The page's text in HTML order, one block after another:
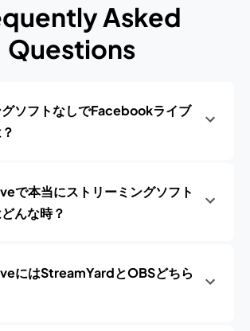
Asked
Questions
グソフトなしでFacebookライブ
で本当にストリーミングソフト
んな時？
にはStreamYardとOBSどちら